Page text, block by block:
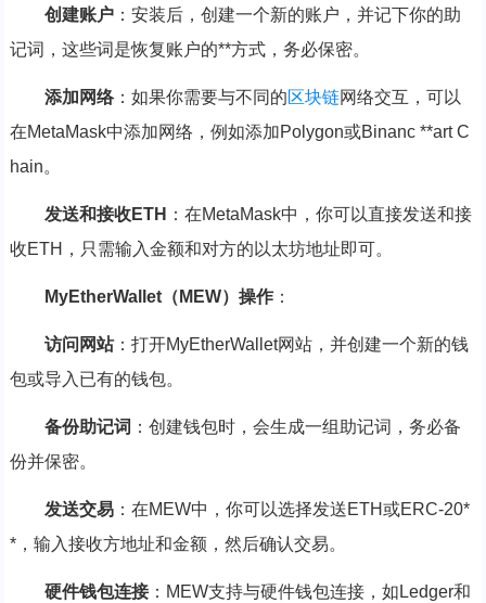
创建账户：安装后，创建一个新的账户，并记下你的助
记词，这些词是恢复账户的**方式，务必保密。
添加网络：如果你需要与不同的 区块链网络交互，可以
在MetaMask中添加网络，例如添加Polygon或Binanc **art C
hain。
发送和接收ETH ：在MetaMask中，你可以直接发送和接
收ETH，只需输入金额和对方的以太坊地址即可。
MyEtherWallet（MEW）操作：
访问网站：打开MyEtherWallet网站，并创建一个新的钱
包或导入已有的钱包。
备份助记词 ：创建钱包时，会生成一组助记词，务必备
份并保密。
发送交易：在MEW中，你可以选择发送ETH或ERC-20*
*，输入接收方地址和金额，然后确认交易。
硬件钱包连接：MEW支持与硬件钱包连接，如Ledger和